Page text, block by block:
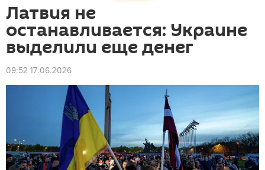
Латвия не
останавливается: Украине
выделили еще денег
09:52 17.06.2026